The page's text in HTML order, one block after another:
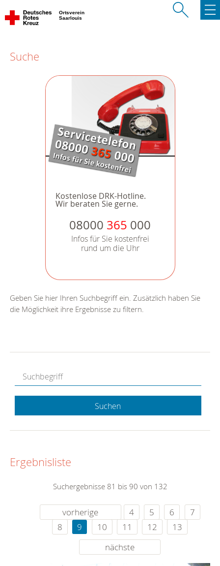
Ortsverein
Saarlouis
Suche
Kostenlose DRK-Hotline.
Wir beraten Sie gerne.
08000 365 000
Infos für Sie kostenfrei
rund um die Uhr
Geben Sie hier Ihren Suchbegriff ein. Zusätzlich haben Sie
die Möglichkeit ihre Ergebnisse zu filtern.
Suchen
Ergebnisliste
Suchergebnisse 81 bis 90 von 132
vorherige 4 5 6
7
8
9 10 11 12
13
nächste